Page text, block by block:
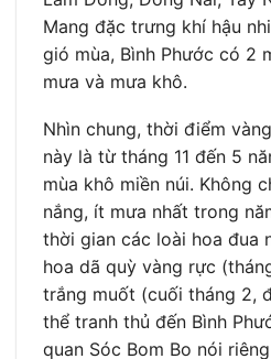
Mang đặc trưng khí hậu
gió mùa, Bình Phước có 2
mưa và mưa khô.
Nhìn chung, thời điểm
này là từ tháng 11 đến 5
mùa khô miền núi. Không
nắng, ít mưa nhất trong
thời gian các loài hoa đua
hoa dã quỳ vàng rực
trắng muốt (cuối tháng 2,
thể tranh thủ đến Bình
quan Sóc Bom Bo nói